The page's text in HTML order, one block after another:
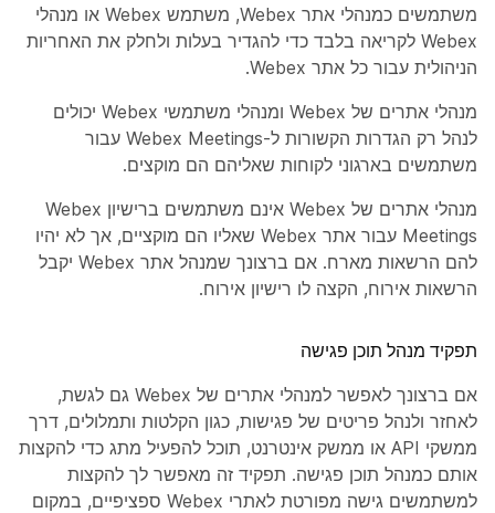
משתמשים כמנהלי אתר Webex, משתמש Webex או מנהלי
Webex לקריאה בלבד כדי להגדיר בעלות ולחלק את האחריות
הניהולית עבור כל אתר Webex.
מנהלי אתרים של Webex ומנהלי משתמשי Webex יכולים
לנהל רק הגדרות הקשורות ל-Webex Meetings עבור
משתמשים בארגוני לקוחות שאליהם הם מוקצים.
מנהלי אתרים של Webex אינם משתמשים ברישיון Webex
Meetings עבור אתר Webex שאליו הם מוקציים, אך לא יהיו
להם הרשאות מארח. אם ברצונך שמנהל אתר Webex יקבל
הרשאות אירוח, הקצה לו רישיון אירוח.
תפקיד מנהל תוכן פגישה
אם ברצונך לאפשר למנהלי אתרים של Webex גם לגשת,
לאחזר ולנהל פריטים של פגישות, כגון הקלטות ותמלולים, דרך
ממשקי API או ממשק אינטרנט, תוכל להפעיל מתג כדי להקצות
אותם כמנהל תוכן פגישה. תפקיד זה מאפשר לך להקצות
למשתמשים גישה מפורטת לאתרי Webex ספציפיים, במקום